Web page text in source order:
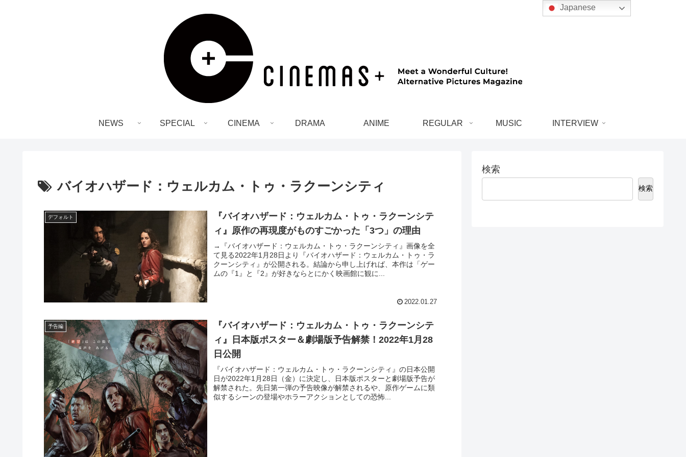
NEWS SPECIAL CINEMA DRAMA ANIME REGULAR MUSIC INTERVIEW
バイオハザード：ウェルカム・トゥ・ラクーンシティ
デフォルト
『バイオハザード：ウェルカム・トゥ・ラクーンシテ
ィ』原作の再現度がものすごかった「3つ」の理由
→『バイオハザード：ウェルカム・トゥ・ラクーンシティ』画像を全
て見る2022年1月28日より『バイオハザード：ウェルカム・トゥ・ラ
クーンシティ』が公開される。結論から申し上げれば、本作は「ゲー
ムの『1』と『2』が好きならとにかく映画館に観に...
2022.01.27
予告編
『バイオハザード：ウェルカム・トゥ・ラクーンシテ
ィ』日本版ポスター＆劇場版予告解禁！2022年1月28
日公開
『バイオハザード：ウェルカム・トゥ・ラクーンシティ』の日本公開
日が2022年1月28日（金）に決定し、日本版ポスターと劇場版予告が
解禁された。先日第一弾の予告映像が解禁されるや、原作ゲームに類
似するシーンの登場やホラーアクションとしての恐怖...
検索
検索
Japanese